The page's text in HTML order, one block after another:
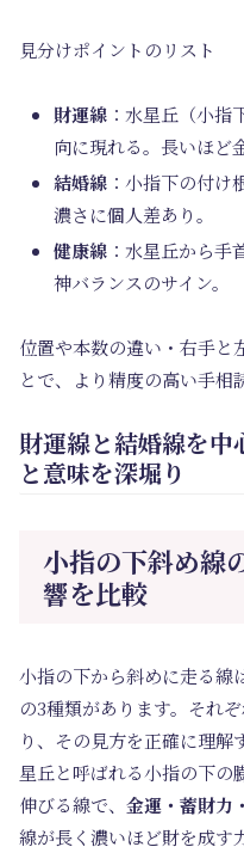
見分けポイントのリスト
財運線 ：水星丘（小
向に現れる。長いほど
結婚線 ：小指下の付
濃さに個人差あり。
健康線 ：水星丘から
神バランスのサイン。
位置や本数の違い・右手と
とで、より精度の高い手相
財運線と結婚線を
と意味を深堀り
小指の下斜め線
響を比較
小指の下から斜めに走る線
の3種類があります。それ
り、その見方を正確に理
星丘と呼ばれる小指の下の
伸びる線で、 金運・蓄財力
線が長く濃いほど財を成す